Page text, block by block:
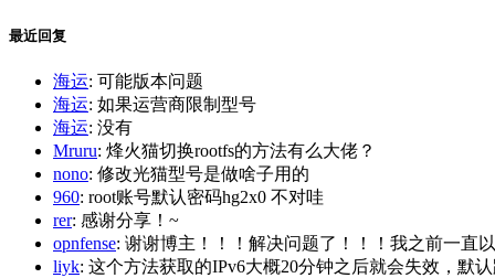
最近回复
海运: 可能版本问题
海运: 如果运营商限制型号
海运: 没有
Mruru: 烽火猫切换rootfs的方法有么大佬？
nono: 修改光猫型号是做啥子用的
960: root账号默认密码hg2x0 不对哇
rer: 感谢分享！~
opnfense: 谢谢博主！！！解决问题了！！！我之前一直
liyk: 这个方法获取的IPv6大概20分钟之后就会失效，默